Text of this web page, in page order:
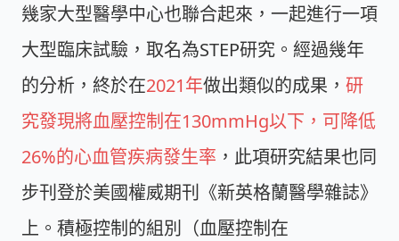
幾家大型醫學中心也聯合起來，一起進行一項
大型臨床試驗，取名為STEP研究。經過幾年
的分析，終於在2021年做出類似的成果， 研
究發現將血壓控制在130mmHg以下，可降低
26%的心血管疾病發生率 ，此項研究結果也同
步刊登於美國權威期刊《新英格蘭醫學雜誌》
上。積極控制的組別（血壓控制在